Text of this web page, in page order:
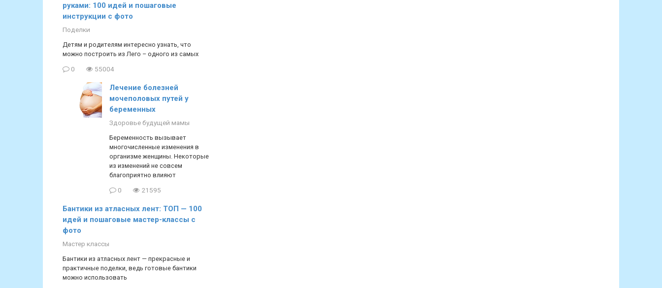
руками: 100 идей и пошаговые
инструкции с фото
Поделки
Детям и родителям интересно узнать, что
можно построить из Лего – одного из самых
0 55004
Лечение болезней
мочеполовых путей у
беременных
Здоровье будущей мамы
Беременность вызывает
многочисленные изменения в
организме женщины. Некоторые
из изменений не совсем
благоприятно влияют
0 21595
Бантики из атласных лент: ТОП — 100
идей и пошаговые мастер-классы с
фото
Мастер классы
Бантики из атласных лент — прекрасные и
практичные поделки, ведь готовые бантики
можно использовать